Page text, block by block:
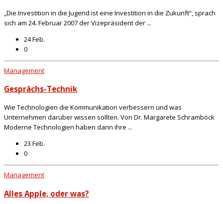
„Die Investition in die Jugend ist eine Investition in die Zukunft“, sprach
sich am 24. Februar 2007 der Vizepräsident der ...
24 Feb.
0
Management
Gesprächs-Technik
Wie Technologien die Kommunikation verbessern und was
Unternehmen darüber wissen sollten. Von Dr. Margarete Schramböck
Moderne Technologien haben dann ihre ...
23 Feb.
0
Management
Alles Apple, oder was?